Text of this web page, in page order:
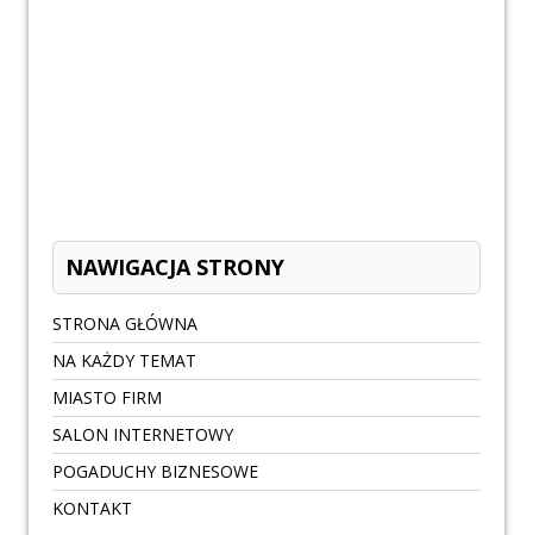
NAWIGACJA STRONY
STRONA GŁÓWNA
NA KAŻDY TEMAT
MIASTO FIRM
SALON INTERNETOWY
POGADUCHY BIZNESOWE
KONTAKT